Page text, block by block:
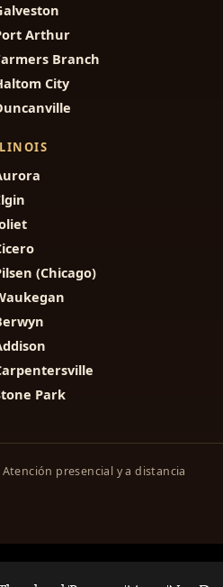
Arthur
Branch
City
(Chicago)
Park
presencial y a distancia